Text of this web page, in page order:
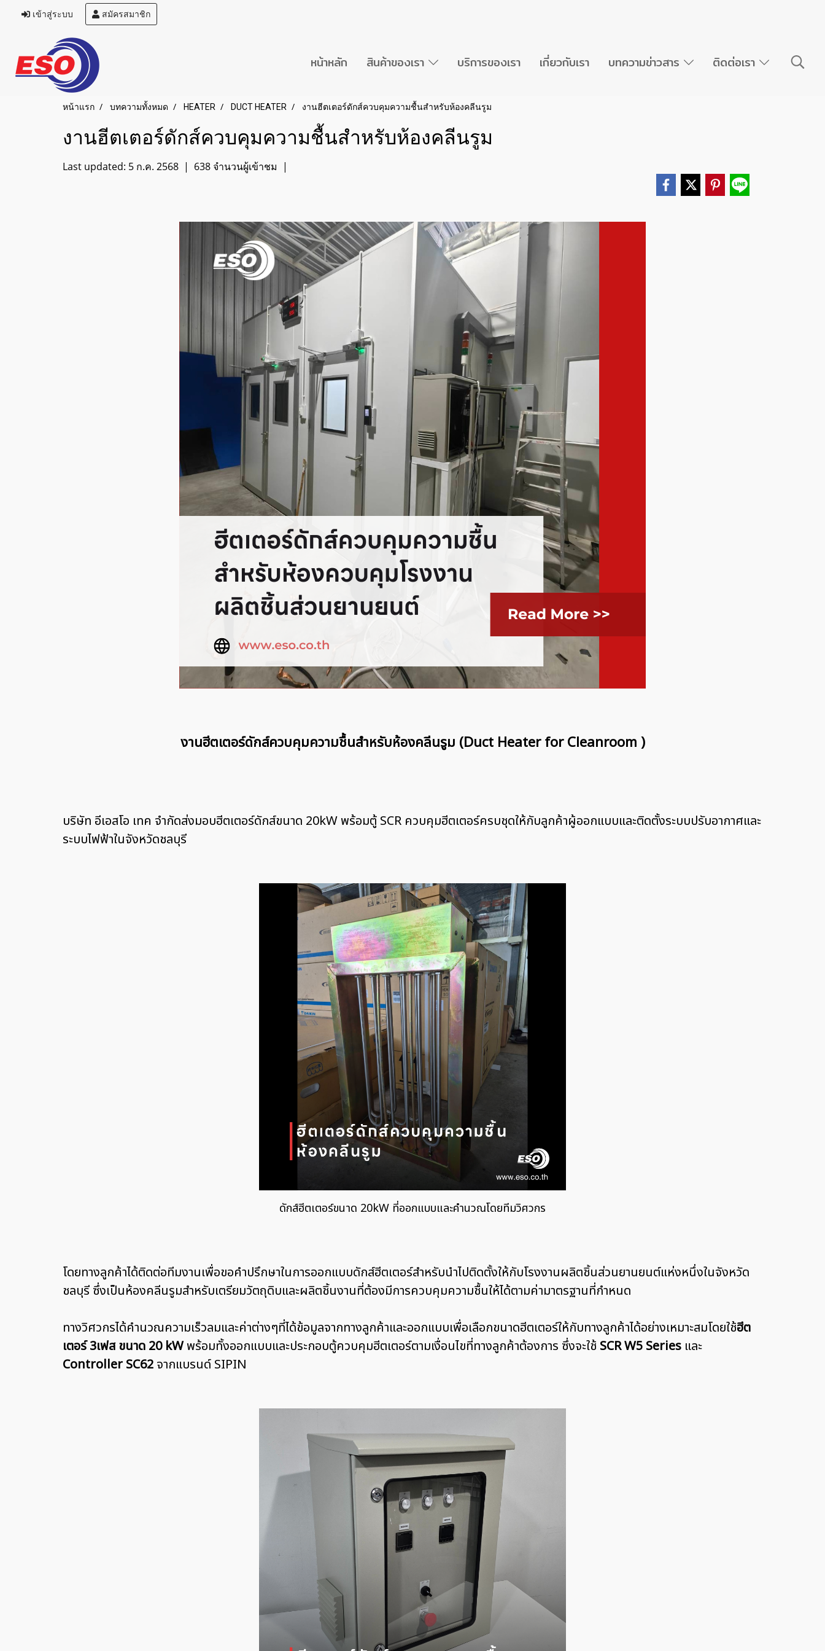
เข้าสู่ระบบ สมัครสมาชิก
หน้าหลัก สินค้าของเรา บริการของเรา เกี่ยวกับเรา บทความข่าวสาร ติดต่อเรา
หน้าแรก บทความทั้งหมด HEATER DUCT HEATER งานฮีตเตอร์ดักส์ควบคุมความชื้นสำหรับห้องคลีนรูม
งานฮีตเตอร์ดักส์ควบคุมความชื้นสำหรับห้องคลีนรูม
Last updated: 5 ก.ค. 2568 | 638 จำนวนผู้เข้าชม |
งานฮีตเตอร์ดักส์ควบคุมความชื้นสำหรับห้องคลีนรูม (Duct Heater for Cleanroom )
บริษัท อีเอสโอ เทค จำกัดส่งมอบฮีตเตอร์ดักส์ขนาด 20kW พร้อมตู้ SCR ควบคุมฮีตเตอร์ครบชุดให้กับลูกค้าผู้ออกแบบและติดตั้งระบบปรับอากาศและ
ระบบไฟฟ้าในจังหวัดชลบุรี
ดักส์ฮีตเตอร์ขนาด 20kW ที่ออกแบบและคำนวณโดยทีมวิศวกร
โดยทางลูกค้าได้ติดต่อทีมงานเพื่อขอคำปรึกษาในการออกแบบดักส์ฮีตเตอร์สำหรับนำไปติดตั้งให้กับโรงงานผลิตชิ้นส่วนยานยนต์แห่งหนึ่งในจังหวัด
ชลบุรี ซึ่งเป็นห้องคลีนรูมสำหรับเตรียมวัตถุดิบและผลิตชิ้นงานที่ต้องมีการควบคุมความชื้นให้ได้ตามค่ามาตรฐานที่กำหนด
ทางวิศวกรได้คำนวณความเร็วลมและค่าต่างๆที่ได้ข้อมูลจากทางลูกค้าและออกแบบเพื่อเลือกขนาดฮีตเตอร์ให้กับทางลูกค้าได้อย่างเหมาะสมโดยใช้ฮีต
เตอร์ 3เฟส ขนาด 20 kWพร้อมทั้งออกแบบและประกอบตู้ควบคุมฮีตเตอร์ตามเงื่อนไขที่ทางลูกค้าต้องการ ซึ่งจะใช้ SCR W5 Series และ
Controller SC62 จากแบรนด์ SIPIN